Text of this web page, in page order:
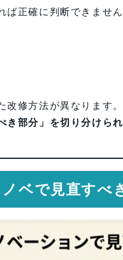
ば正確に判断できません
改修方法が異なります。
き部分」を切り分けら
ベで見直すべ